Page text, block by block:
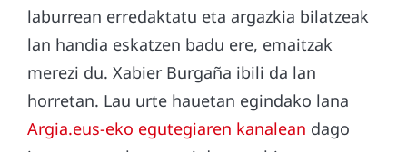
laburrean erredaktatu eta argazkia bilatzeak
lan handia eskatzen badu ere, emaitzak
merezi du. Xabier Burgaña ibili da lan
horretan. Lau urte hauetan egindako lana
Argia.eus-eko egutegiaren kanalean dago